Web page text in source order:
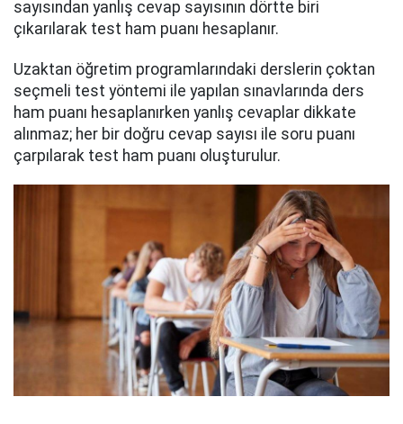
sayısından yanlış cevap sayısının dörtte biri
çıkarılarak test ham puanı hesaplanır.
Uzaktan öğretim programlarındaki derslerin çoktan
seçmeli test yöntemi ile yapılan sınavlarında ders
ham puanı hesaplanırken yanlış cevaplar dikkate
alınmaz; her bir doğru cevap sayısı ile soru puanı
çarpılarak test ham puanı oluşturulur.